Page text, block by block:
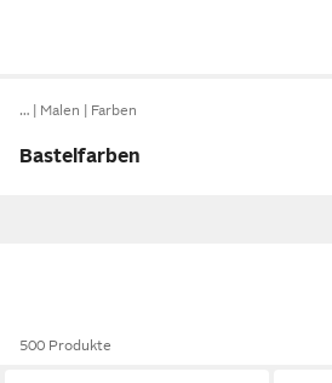
… Malen Farben
Bastelfarben
500 Produkte